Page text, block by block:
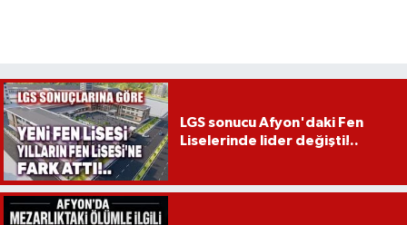
LGS sonucu Afyon'daki Fen
Liselerinde lider değişti!..